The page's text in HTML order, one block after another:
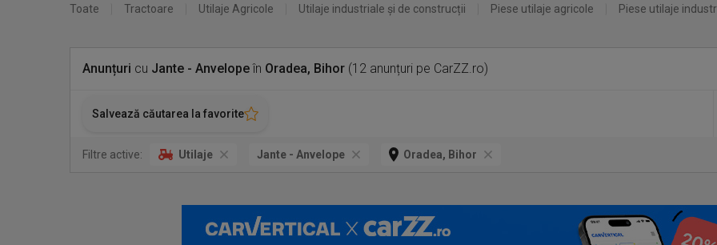
Toate Tractoare Utilaje Agricole Utilaje industriale și de construcții Piese utilaje agricole Piese utilaje
Anunțuri cu Jante - Anvelopeîn Oradea, Bihor (12 anunțuri pe CarZZ.ro)
Salvează căutarea la favorite
Filtre active: Utilaje Jante - Anvelope Oradea, Bihor